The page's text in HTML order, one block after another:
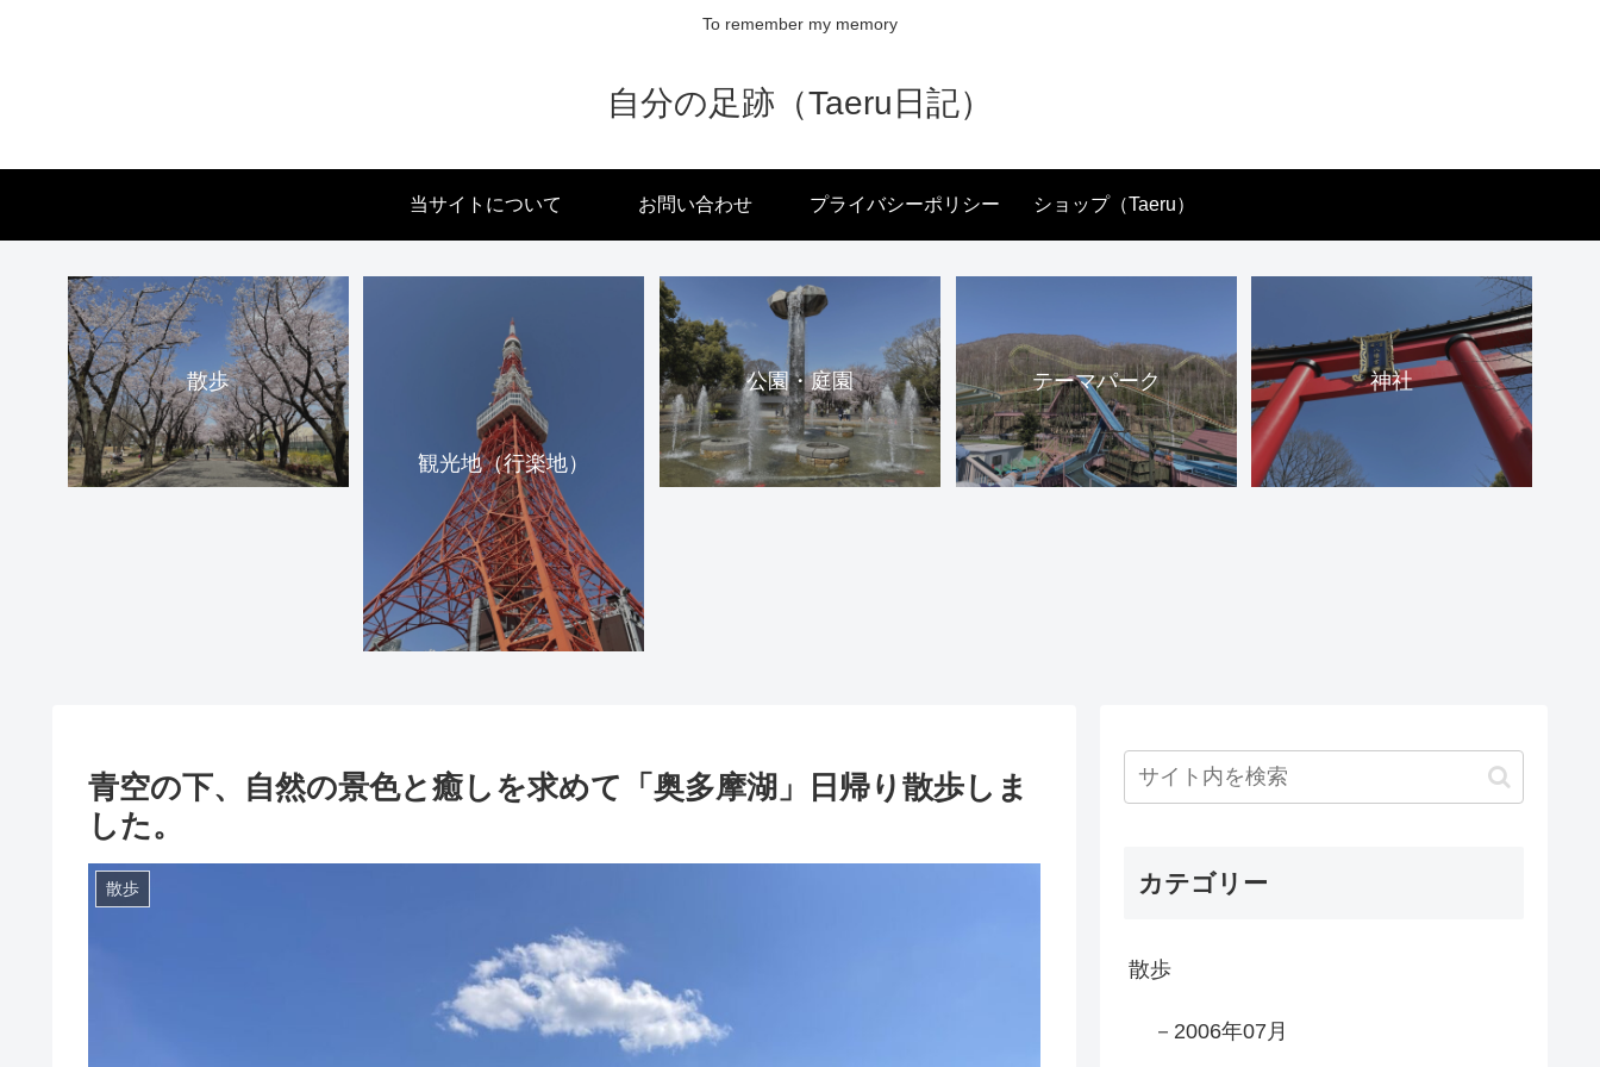
To remember my memory
自分の足跡（Taeru日記）
当サイトについて お問い合わせ プライバシーポリシー ショップ（Taeru）
散歩
観光地（行楽地）
公園・庭園 テーマパーク 神社
青空の下、自然の景色と癒しを求めて「奥多摩湖」日帰り散歩しま
した。
散歩 カテゴリー
散歩
－2006年07月